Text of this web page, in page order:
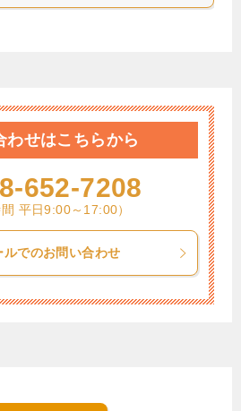
わせはこちらから
652-7208
間 平日9:00～17:00）
ルでのお問い合わせ